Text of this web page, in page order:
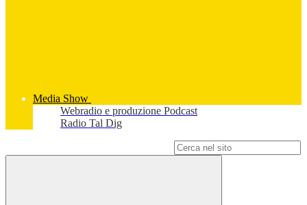
Media Show
Webradio e produzione Podcast
Radio Tal Dig